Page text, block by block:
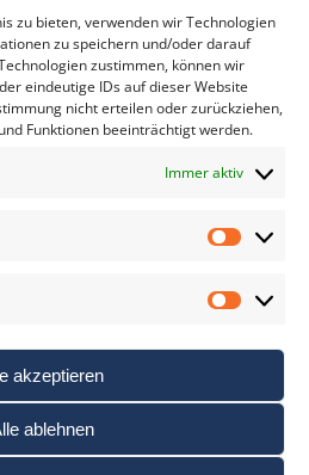
zu bieten, verwenden wir Technologien
zu speichern und/oder darauf
zustimmen, können wir
eindeutige IDs auf dieser Website
nicht erteilen oder zurückziehen,
Funktionen beeinträchtigt werden.
Immer aktiv
akzeptieren
ablehnen
*